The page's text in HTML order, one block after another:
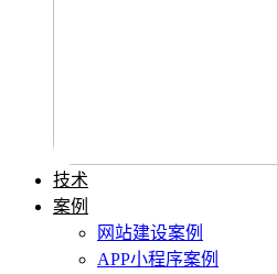
技术
案例
网站建设案例
APP小程序案例